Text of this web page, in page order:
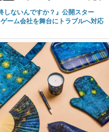
しないんですか？』公開スター
ーム会社を舞台にトラブルへ対応